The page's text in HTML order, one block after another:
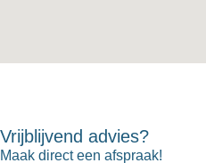
Vrijblijvend advies?
Maak direct een afspraak!